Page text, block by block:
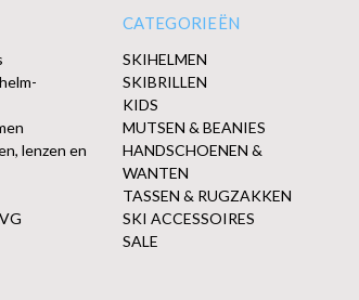
lenzen en
CATEGORIEËN
SKIHELMEN
SKIBRILLEN
KIDS
MUTSEN & BEANIES
HANDSCHOENEN &
WANTEN
TASSEN & RUGZAKKEN
SKI ACCESSOIRES
SALE